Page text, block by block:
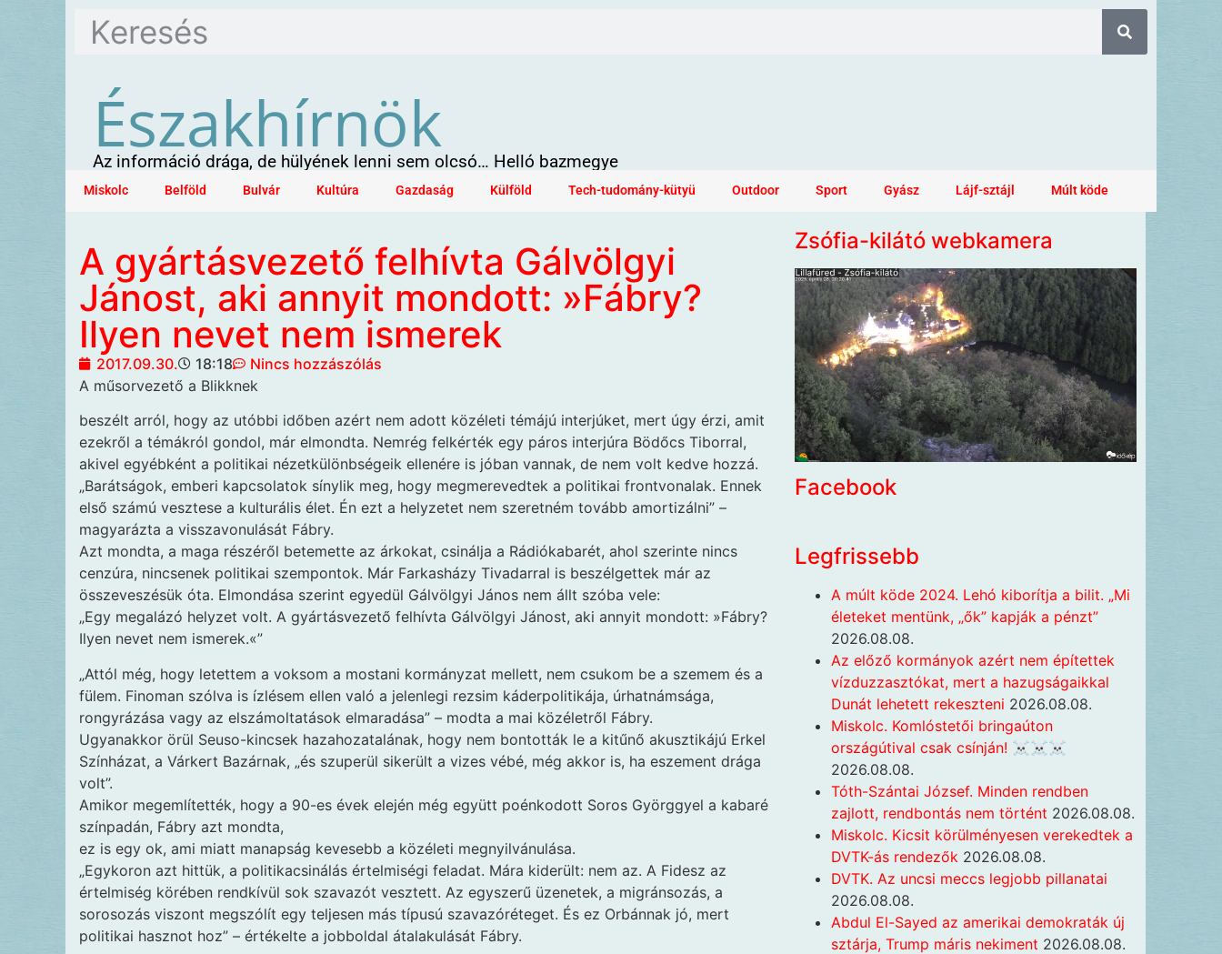
Északhírnök
Az információ drága, de hülyének lenni sem olcsó… Helló bazmegye
Miskolc Belföld Bulvár Kultúra Gazdaság Külföld Tech-tudomány-kütyü Outdoor Sport Gyász Lájf-sztájl Múlt köde
A gyártásvezető felhívta Gálvölgyi
Jánost, aki annyit mondott: »Fábry?
Ilyen nevet nem ismerek
2017.09.30. 18:18
Nincs hozzászólás
A műsorvezető a Blikknek
beszélt arról, hogy az utóbbi időben azért nem adott közéleti témájú interjúket, mert úgy érzi, amit
ezekről a témákról gondol, már elmondta. Nemrég felkérték egy páros interjúra Bödőcs Tiborral,
akivel egyébként a politikai nézetkülönbségeik ellenére is jóban vannak, de nem volt kedve hozzá.
„Barátságok, emberi kapcsolatok sínylik meg, hogy megmerevedtek a politikai frontvonalak. Ennek
első számú vesztese a kulturális élet. Én ezt a helyzetet nem szeretném tovább amortizálni” –
magyarázta a visszavonulását Fábry.
Azt mondta, a maga részéről betemette az árkokat, csinálja a Rádiókabarét, ahol szerinte nincs
cenzúra, nincsenek politikai szempontok. Már Farkasházy Tivadarral is beszélgettek már az
összeveszésük óta. Elmondása szerint egyedül Gálvölgyi János nem állt szóba vele:
„Egy megalázó helyzet volt. A gyártásvezető felhívta Gálvölgyi Jánost, aki annyit mondott: »Fábry?
Ilyen nevet nem ismerek.«”
„Attól még, hogy letettem a voksom a mostani kormányzat mellett, nem csukom be a szemem és a
fülem. Finoman szólva is ízlésem ellen való a jelenlegi rezsim káderpolitikája, úrhatnámsága,
rongyrázása vagy az elszámoltatások elmaradása” – modta a mai közéletről Fábry.
Ugyanakkor örül Seuso-kincsek hazahozatalának, hogy nem bontották le a kitűnő akusztikájú Erkel
Színházat, a Várkert Bazárnak, „és szuperül sikerült a vizes vébé, még akkor is, ha eszement drága
volt”.
Amikor megemlítették, hogy a 90-es évek elején még együtt poénkodott Soros Györggyel a kabaré
színpadán, Fábry azt mondta,
ez is egy ok, ami miatt manapság kevesebb a közéleti megnyilvánulása.
„Egykoron azt hittük, a politikacsinálás értelmiségi feladat. Mára kiderült: nem az. A Fidesz az
értelmiség körében rendkívül sok szavazót vesztett. Az egyszerű üzenetek, a migránsozás, a
sorosozás viszont megszólít egy teljesen más típusú szavazóréteget. És ez Orbánnak jó, mert
politikai hasznot hoz” – értékelte a jobboldal átalakulását Fábry.
Zsófia-kilátó webkamera
Facebook
Legfrissebb
A múlt köde 2024. Lehó kiborítja a bilit. „Mi
életeket mentünk, „ők” kapják a pénzt”
2026.08.08.
Az előző kormányok azért nem építettek
vízduzzasztókat, mert a hazugságaikkal
Dunát lehetett rekeszteni 2026.08.08.
Miskolc. Komlóstetői bringaúton
országútival csak csínján! ☠️☠️☠️
2026.08.08.
Tóth-Szántai József. Minden rendben
zajlott, rendbontás nem történt 2026.08.08.
Miskolc. Kicsit körülményesen verekedtek a
DVTK-ás rendezők 2026.08.08.
DVTK. Az uncsi meccs legjobb pillanatai
2026.08.08.
Abdul El-Sayed az amerikai demokraták új
sztárja, Trump máris nekiment 2026.08.08.